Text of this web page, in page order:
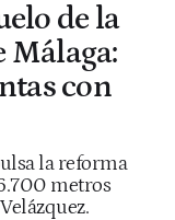
de la
Málaga:
con
la reforma
metros